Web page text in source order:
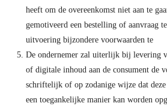
heeft om de overeenkomst niet aan te
gemotiveerd een bestelling of aanvraag
uitvoering bijzondere voorwaarden te
De ondernemer zal uiterlijk bij levering
of digitale inhoud aan de consument de
schriftelijk of op zodanige wijze dat
een toegankelijke manier kan worden